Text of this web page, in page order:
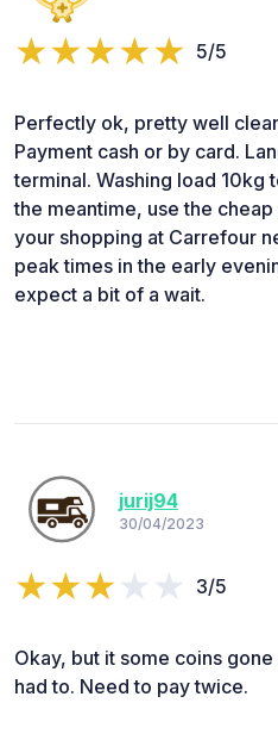
5/5
Perfectly ok, pretty well
Payment cash or by card.
terminal. Washing load 10kg
the meantime, use the
your shopping at Carrefour
peak times in the early
expect a bit of a wait.
jurij94
30/04/2023
3/5
Okay, but it some coins
had to. Need to pay twice.